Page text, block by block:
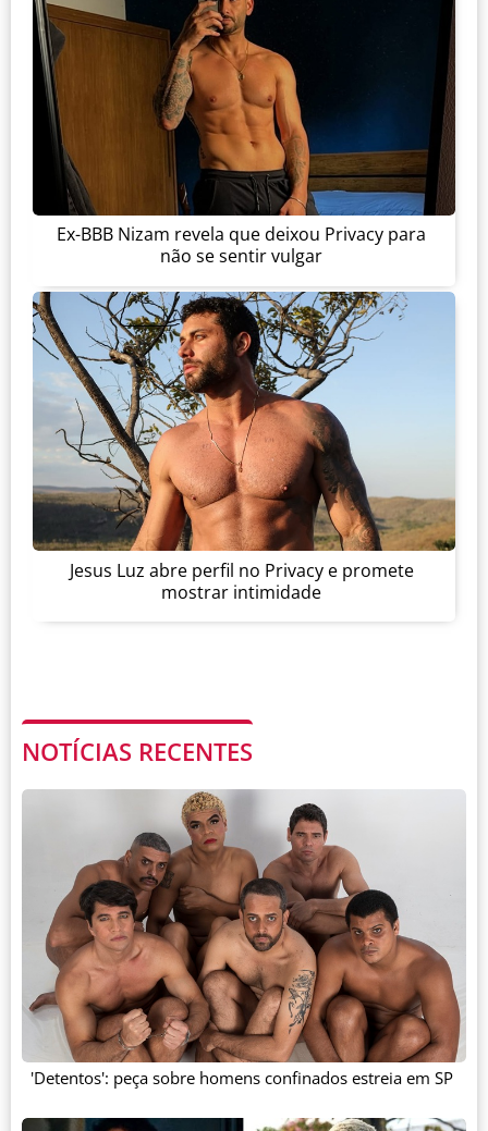
Ex-BBB Nizam revela que deixou Privacy para
não se sentir vulgar
Jesus Luz abre perfil no Privacy e promete
mostrar intimidade
NOTÍCIAS RECENTES
'Detentos': peça sobre homens confinados estreia em SP